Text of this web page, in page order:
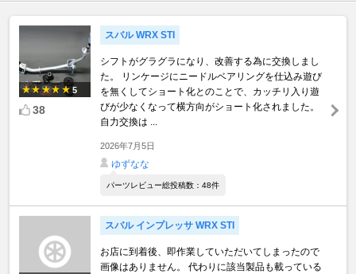
5
38
スバル WRX STI
シフトがグラグラになり、改善する為に交換しまし
た。 リンケージにニードルベアリングを仕込み遊び
を無くしてショート化とのことで、カッチリ入り遊
びが少なくなって横方向がショート化されました。
自力交換は ...
2026年7月5日
ゆずなな
パーツレビュー総投稿数：48件
スバル インプレッサ WRX STI
お店に到着後、即作業していただいてしまったので
画像はありません。 代わりに該当製品も載っている